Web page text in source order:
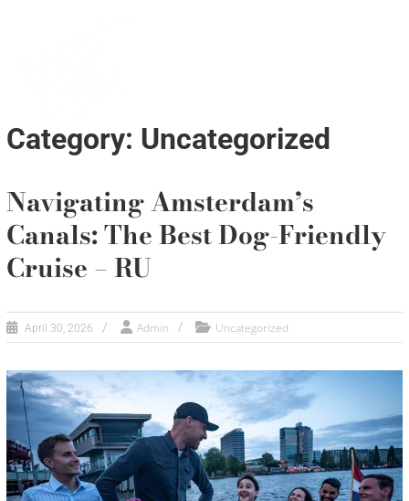
Category: Uncategorized
Navigating Amsterdam’s
Canals: The Best Dog-Friendly
Cruise – RU
April 30, 2026 Admin Uncategorized